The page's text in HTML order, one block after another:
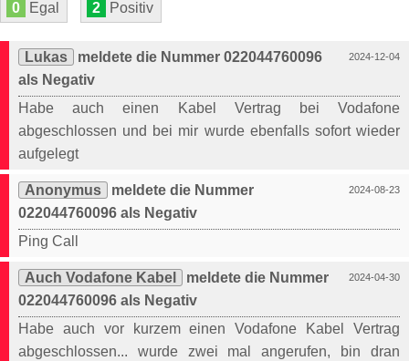
0 Egal 2 Positiv
2024-12-04
Lukas
meldete die Nummer 022044760096
als Negativ
Habe auch einen Kabel Vertrag bei Vodafone
abgeschlossen und bei mir wurde ebenfalls sofort wieder
aufgelegt
2024-08-23
Anonymus
meldete die Nummer
022044760096 als Negativ
Ping Call
2024-04-30
Auch Vodafone Kabel
meldete die Nummer
022044760096 als Negativ
Habe auch vor kurzem einen Vodafone Kabel Vertrag
abgeschlossen... wurde zwei mal angerufen, bin dran